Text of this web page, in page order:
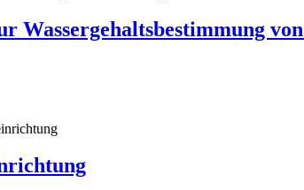
Wassergehaltsbestimmung von